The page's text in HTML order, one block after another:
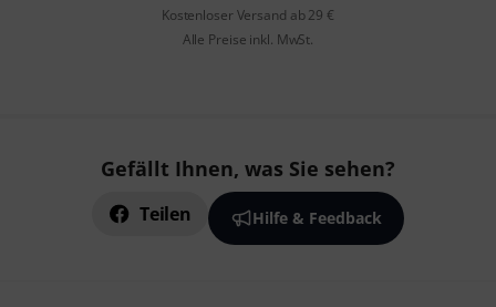
Kostenloser Versand ab 29 €
Alle Preise inkl. MwSt.
Gefällt Ihnen, was Sie sehen?
Teilen Hilfe & Feedback